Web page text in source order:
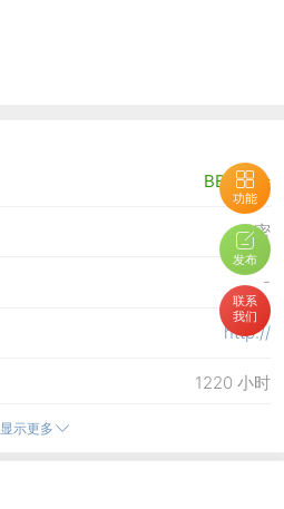
功能
发布
联系
我们
BBS中士
保密
-
http://
1220 小时
显示更多